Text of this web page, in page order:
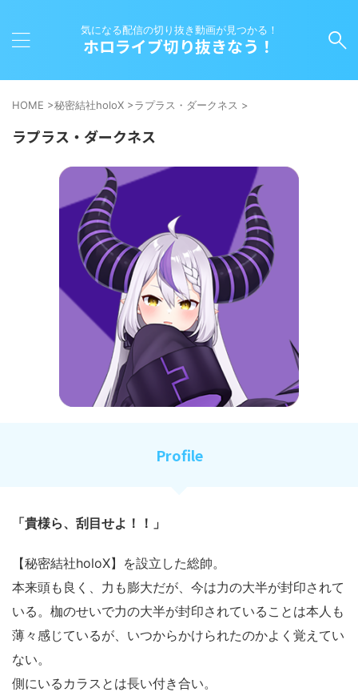
気になる配信の切り抜き動画が見つかる！
ホロライブ切り抜きなう！
HOME >秘密結社holoX >ラプラス・ダークネス >
ラプラス・ダークネス
Profile
「貴様ら、刮目せよ！！」
【秘密結社holoX】を設立した総帥。
本来頭も良く、力も膨大だが、今は力の大半が封印されて
いる。枷のせいで力の大半が封印されていることは本人も
薄々感じているが、いつからかけられたのかよく覚えてい
ない。
側にいるカラスとは長い付き合い。